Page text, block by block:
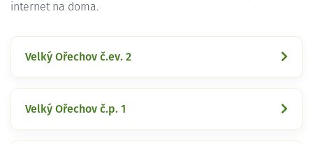
internet na doma.
Velký Ořechov č.ev. 2
Velký Ořechov č.p. 1